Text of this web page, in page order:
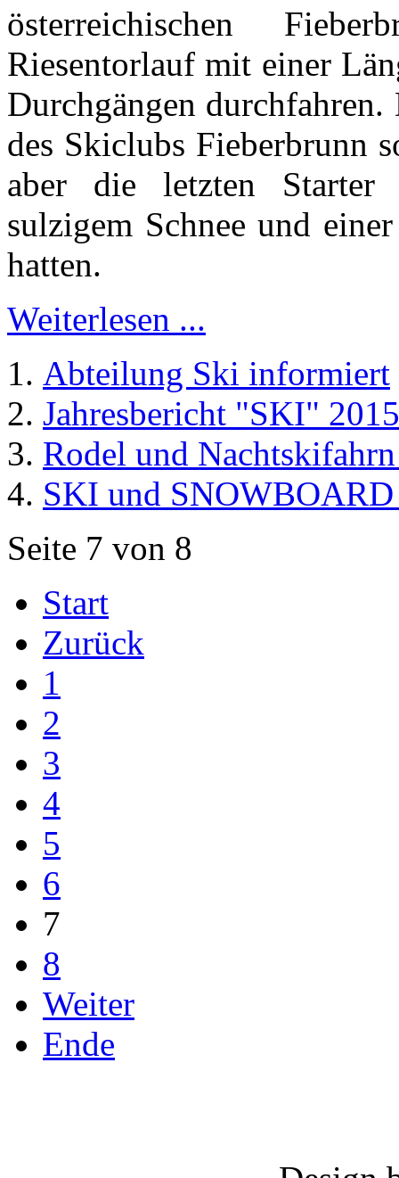
österreichischen
Riesentorlauf mit einer
Durchgängen
des Skiclubs Fieberbrunn
aber die letzten Starter
sulzigem Schnee und
hatten.
Weiterlesen ...
Abteilung Ski informiert
Jahresbericht "SKI"
Rodel und
SKI und SNOWBOARD
Seite 7 von 8
Start
Zurück
1
2
3
4
5
6
7
8
Weiter
Ende